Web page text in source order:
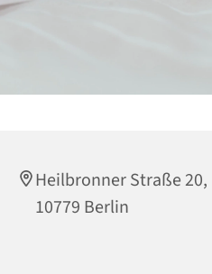
Heilbronner Straße 20,
10779 Berlin